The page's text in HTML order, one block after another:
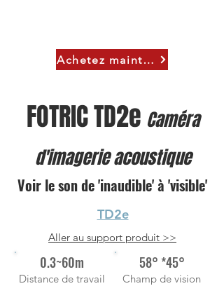
Achetez maintenant
FOTRIC TD2e Caméra
d'imagerie acoustique
Voir le son de 'inaudible' à 'visible'
TD2e
Aller au support produit >>
0.3~60m
Distance de travail
58° *45°
Champ de vision